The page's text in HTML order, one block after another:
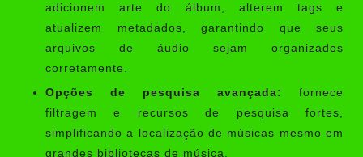
adicionem arte do álbum, alterem tags e
atualizem metadados, garantindo que seus
arquivos de áudio sejam organizados
corretamente.
Opções de pesquisa avançada:
fornece
filtragem e recursos de pesquisa fortes,
simplificando a localização de músicas mesmo em
grandes bibliotecas de música.